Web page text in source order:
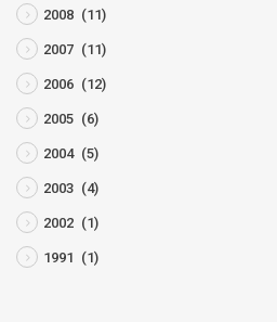
2008 (11)
2007 (11)
2006 (12)
2005 (6)
2004 (5)
2003 (4)
2002 (1)
1991 (1)